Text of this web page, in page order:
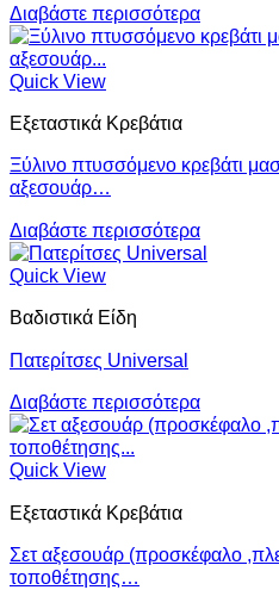
Διαβάστε περισσότερα
Quick View
Εξεταστικά Κρεβάτια
Ξύλινο πτυσσόμενο κρεβάτι
αξεσουάρ…
Διαβάστε περισσότερα
Quick View
Βαδιστικά Είδη
Πατερίτσες Universal
Διαβάστε περισσότερα
Quick View
Εξεταστικά Κρεβάτια
Σετ αξεσουάρ (προσκέφαλο
τοποθέτησης…